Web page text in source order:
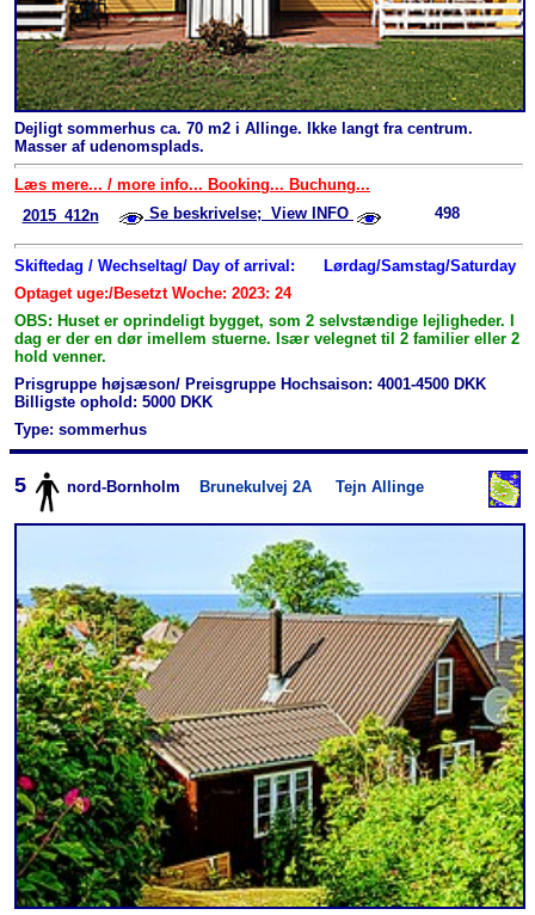
Dejligt sommerhus ca. 70 m2 i Allinge. Ikke langt fra centrum.
Masser af udenomsplads.
Læs mere... / more info... Booking... Buchung...
2015_412n
Se beskrivelse; View INFO 498
Skiftedag / Wechseltag/ Day of arrival:
Lørdag/Samstag/Saturday
Optaget uge:/Besetzt Woche: 2023: 24
OBS: Huset er oprindeligt bygget, som 2 selvstændige lejligheder. I
dag er der en dør imellem stuerne. Især velegnet til 2 familier eller 2
hold venner.
Prisgruppe højsæson/ Preisgruppe Hochsaison: 4001-4500 DKK
Billigste ophold: 5000 DKK
Type: sommerhus
5 nord-Bornholm Brunekulvej 2A Tejn Allinge